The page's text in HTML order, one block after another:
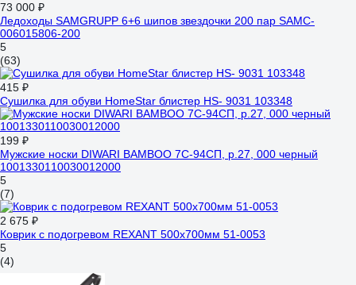
73 000 ₽
Ледоходы SAMGRUPP 6+6 шипов звездочки 200 пар SAMC-
006015806-200
5
(63)
415 ₽
Сушилка для обуви HomeStar блистер HS- 9031 103348
199 ₽
Мужские носки DIWARI BAMBOO 7С-94СП, р.27, 000 черный
1001330110030012000
5
(7)
2 675 ₽
Коврик с подогревом REXANT 500x700мм 51-0053
5
(4)